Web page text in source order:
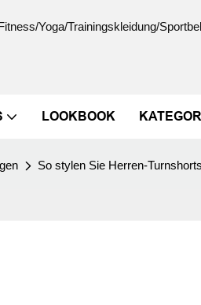
Yoga/Trainingskleidung/
LOOKBOOK
So stylen Sie Herren-Turnshorts